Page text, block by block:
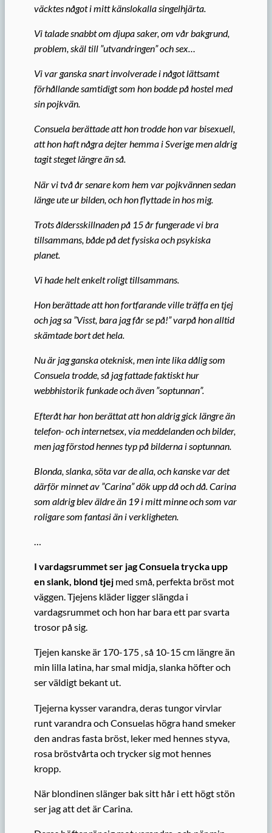
väcktes något i mitt känslokalla singelhjärta.
Vi talade snabbt om djupa saker, om vår bakgrund,
problem, skäl till ”utvandringen” och sex…
Vi var ganska snart involverade i något lättsamt
förhållande samtidigt som hon bodde på hostel med
sin pojkvän.
Consuela berättade att hon trodde hon var bisexuell,
att hon haft några dejter hemma i Sverige men aldrig
tagit steget längre än så.
När vi två år senare kom hem var pojkvännen sedan
länge ute ur bilden, och hon flyttade in hos mig.
Trots åldersskillnaden på 15 år fungerade vi bra
tillsammans, både på det fysiska och psykiska
planet.
Vi hade helt enkelt roligt tillsammans.
Hon berättade att hon fortfarande ville träffa en tjej
och jag sa ”Visst, bara jag får se på!” varpå hon alltid
skämtade bort det hela.
Nu är jag ganska oteknisk, men inte lika dålig som
Consuela trodde, så jag fattade faktiskt hur
webbhistorik funkade och även ”soptunnan”.
Efteråt har hon berättat att hon aldrig gick längre än
telefon- och internetsex, via meddelanden och bilder,
men jag förstod hennes typ på bilderna i soptunnan.
Blonda, slanka, söta var de alla, och kanske var det
därför minnet av ”Carina” dök upp då och då. Carina
som aldrig blev äldre än 19 i mitt minne och som var
roligare som fantasi än i verkligheten.
…
I vardagsrummet ser jag Consuela trycka upp
en slank, blond tjej med små, perfekta bröst mot
väggen. Tjejens kläder ligger slängda i
vardagsrummet och hon har bara ett par svarta
trosor på sig.
Tjejen kanske är 170-175 , så 10-15 cm längre än
min lilla latina, har smal midja, slanka höfter och
ser väldigt bekant ut.
Tjejerna kysser varandra, deras tungor virvlar
runt varandra och Consuelas högra hand smeker
den andras fasta bröst, leker med hennes styva,
rosa bröstvårta och trycker sig mot hennes
kropp.
När blondinen slänger bak sitt hår i ett högt stön
ser jag att det är Carina.